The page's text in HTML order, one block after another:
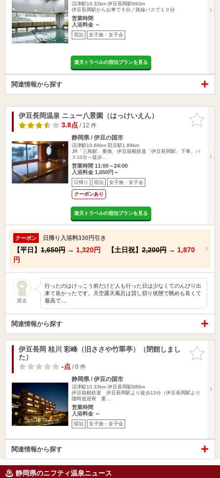
沼津駅10.32km 伊豆長岡駅693m
伊豆長岡駅からお車で５分／路線バスで１０分
営業時間
入浴料金 ～
宿泊 女子旅・女子会
楽天トラベルの宿泊プランを見る
関連情報から探す
お気に入
りに追加
伊豆長岡温泉 ニュー八景園（はっけいえん）
3.8点/ 12 件
静岡県 / 伊豆の国市
沼津駅10.68km 田京駅1.89km
JR「三島駅」乗換、伊豆箱根鉄道「伊豆長岡駅」下車、バ
ス10分～徒歩…
営業時間 11:00～24:00
入浴料金 1,650円～
日帰り 宿泊 女子旅・女子会
クーポンあり
楽天トラベルの宿泊プランを見る
クーポン 日帰り入浴料330円引き
【平日】 1,650円 → 1,320円 【土日祝】 2,200円 → 1,870
円
匿名
行ったのはけっこう前だけど人も行った日は少なくてのんびり出
来て良かったです。天空露天風呂は貸し切り状態で眺めも良くて
最高で…
関連情報から探す
お気に入
りに追加
伊豆長岡 桂川 彩峰（旧ささや竹翠亭）（閉館しまし
た）
-点/ 0 件
静岡県 / 伊豆の国市
沼津駅10.33km 伊豆長岡駅688m
伊豆箱根鉄道 伊豆長岡駅より徒歩13分（伊豆長岡駅より
随時送迎有 要…
営業時間
入浴料金 ～
宿泊 女子旅・女子会
関連情報から探す
静岡県のニフティ温泉ニュース